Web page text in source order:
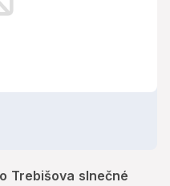
Trebišova slnečné